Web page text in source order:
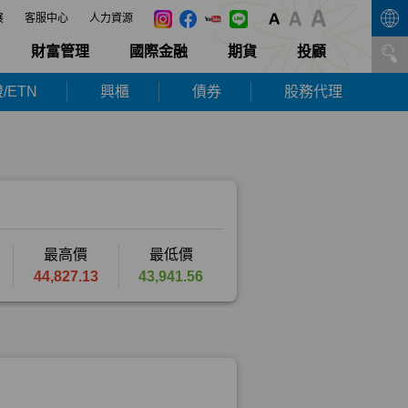
客服中心 人力資源
財富管理 國際金融 期貨 投顧
ETN 興櫃 債券 股務代理